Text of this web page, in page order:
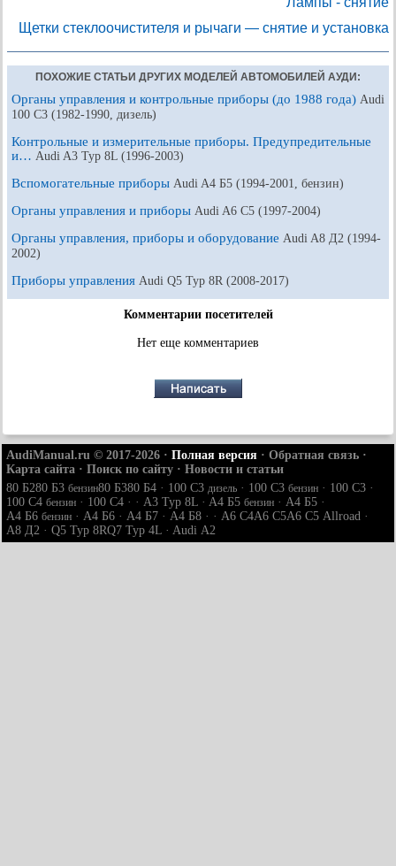
Щетки стеклоочистителя и рычаги — снятие и установка
ПОХОЖИЕ СТАТЬИ ДРУГИХ МОДЕЛЕЙ АВТОМОБИЛЕЙ АУДИ:
Органы управления и контрольные приборы (до 1988 года) Audi
100 С3 (1982-1990, дизель)
Контрольные и измерительные приборы. Предупредительные
и… Audi A3 Typ 8L (1996-2003)
Вспомогательные приборы Audi A4 Б5 (1994-2001, бензин)
Органы управления и приборы Audi A6 С5 (1997-2004)
Органы управления, приборы и оборудование Audi A8 Д2 (1994-
2002)
Приборы управления Audi Q5 Typ 8R (2008-2017)
Комментарии посетителей
Нет еще комментариев
AudiManual.ru © 2017-2026 · Полная версия · Обратная связь ·
Карта сайта · Поиск по сайту · Новости и статьи
80 Б280 Б3 бензин80 Б380 Б4 · 100 С3 дизель · 100 С3 бензин · 100 С3 ·
100 С4 бензин · 100 С4 · · A3 Typ 8L · A4 Б5 бензин · A4 Б5 ·
A4 Б6 бензин · A4 Б6 · A4 Б7 · A4 Б8 · · A6 С4A6 С5A6 С5 Allroad ·
A8 Д2 · Q5 Typ 8RQ7 Typ 4L · Audi А2